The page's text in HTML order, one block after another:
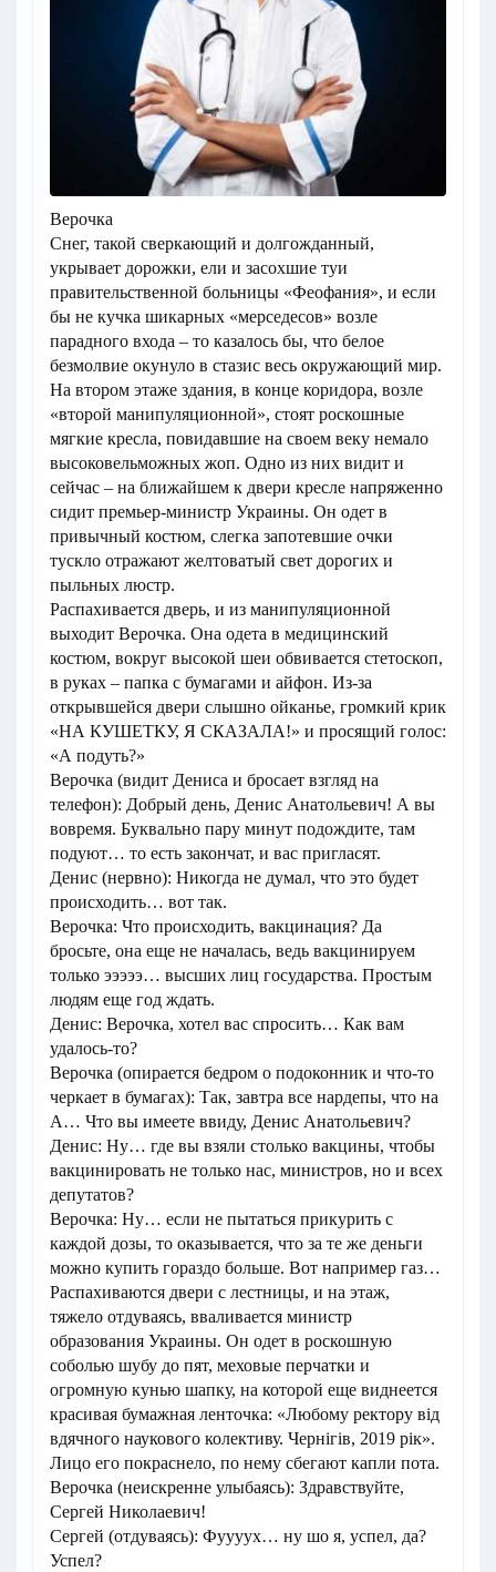
Верочка
Снег, такой сверкающий и долгожданный,
укрывает дорожки, ели и засохшие туи
правительственной больницы «Феофания», и если
бы не кучка шикарных «мерседесов» возле
парадного входа – то казалось бы, что белое
безмолвие окунуло в стазис весь окружающий мир.
На втором этаже здания, в конце коридора, возле
«второй манипуляционной», стоят роскошные
мягкие кресла, повидавшие на своем веку немало
высоковельможных жоп. Одно из них видит и
сейчас – на ближайшем к двери кресле напряженно
сидит премьер-министр Украины. Он одет в
привычный костюм, слегка запотевшие очки
тускло отражают желтоватый свет дорогих и
пыльных люстр.
Распахивается дверь, и из манипуляционной
выходит Верочка. Она одета в медицинский
костюм, вокруг высокой шеи обвивается стетоскоп,
в руках – папка с бумагами и айфон. Из-за
открывшейся двери слышно ойканье, громкий крик
«НА КУШЕТКУ, Я СКАЗАЛА!» и просящий голос:
«А подуть?»
Верочка (видит Дениса и бросает взгляд на
телефон): Добрый день, Денис Анатольевич! А вы
вовремя. Буквально пару минут подождите, там
подуют… то есть закончат, и вас пригласят.
Денис (нервно): Никогда не думал, что это будет
происходить… вот так.
Верочка: Что происходить, вакцинация? Да
бросьте, она еще не началась, ведь вакцинируем
только эээээ… высших лиц государства. Простым
людям еще год ждать.
Денис: Верочка, хотел вас спросить… Как вам
удалось-то?
Верочка (опирается бедром о подоконник и что-то
черкает в бумагах): Так, завтра все нардепы, что на
А… Что вы имеете ввиду, Денис Анатольевич?
Денис: Ну… где вы взяли столько вакцины, чтобы
вакцинировать не только нас, министров, но и всех
депутатов?
Верочка: Ну… если не пытаться прикурить с
каждой дозы, то оказывается, что за те же деньги
можно купить гораздо больше. Вот например газ…
Распахиваются двери с лестницы, и на этаж,
тяжело отдуваясь, вваливается министр
образования Украины. Он одет в роскошную
соболью шубу до пят, меховые перчатки и
огромную кунью шапку, на которой еще виднеется
красивая бумажная ленточка: «Любому ректору від
вдячного наукового колективу. Чернігів, 2019 рік».
Лицо его покраснело, по нему сбегают капли пота.
Верочка (неискренне улыбаясь): Здравствуйте,
Сергей Николаевич!
Сергей (отдуваясь): Фуууух… ну шо я, успел, да?
Успел?